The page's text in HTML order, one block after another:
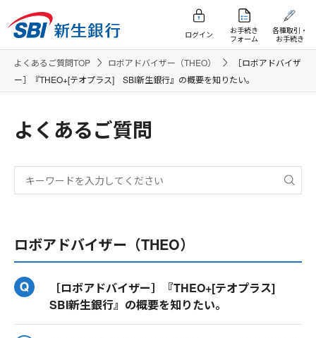
ログイン
お手続き
フォーム
各種取引・
お手続き
よくあるご質問TOP ロボアドバイザー（THEO）
［ロボアドバイザ
ー］『THEO+[テオプラス] SBI新生銀行』の概要を知りたい。
よくあるご質問
ロボアドバイザー（THEO）
［ロボアドバイザー］『THEO+[テオプラス]
SBI新生銀行』の概要を知りたい。